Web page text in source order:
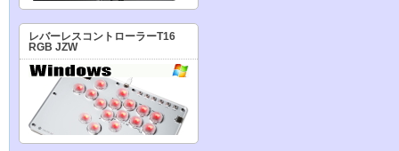
レバーレスコントローラーT16
RGB JZW